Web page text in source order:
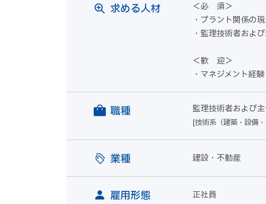
求める人材
＜必 須＞
・プラント関係の
・監理技術者およ
＜歓 迎＞
・マネジメント経験
職種 監理技術者および
[技術系（建築・設備
業種 建設・不動産
雇用形態 正社員